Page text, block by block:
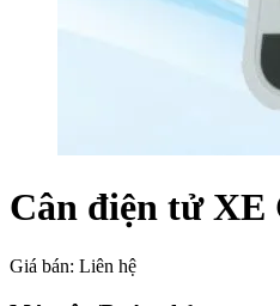
Cân điện tử XE
Giá bán: Liên hệ